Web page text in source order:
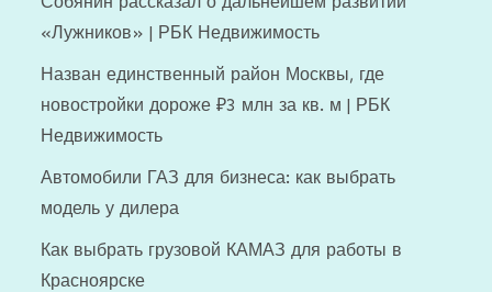
«Лужников» | РБК Недвижимость
Назван единственный район Москвы, где
новостройки дороже ₽3 млн за кв. м | РБК
Недвижимость
Автомобили ГАЗ для бизнеса: как выбрать
модель у дилера
Как выбрать грузовой КАМАЗ для работы в
Красноярске